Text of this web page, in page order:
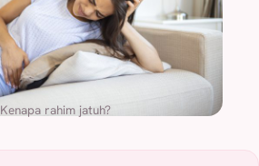
Kenapa rahim jatuh?